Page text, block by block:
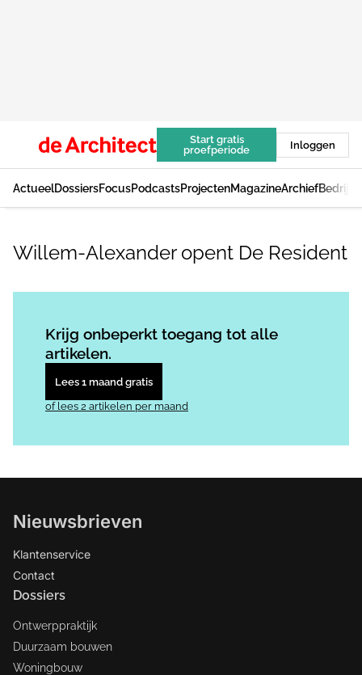
Start gratis
proefperiode
Inloggen
ActueelDossiersFocusPodcastsProjectenMagazineArchief
Willem-Alexander opent De Resident
Krijg onbeperkt toegang tot alle
artikelen.
Lees 1 maand gratis
of lees 2 artikelen per maand
Nieuwsbrieven
Klantenservice
Contact
Dossiers
Ontwerppraktijk
Duurzaam bouwen
Woningbouw